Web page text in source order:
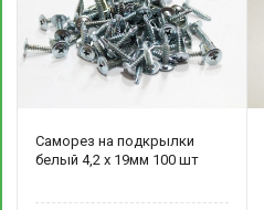
Саморез на подкрылки
белый 4,2 х 19мм 100 шт